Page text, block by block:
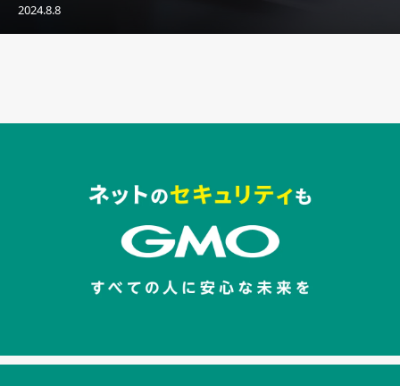
2024.8.8
セキュリティキャンペーンでのバナー